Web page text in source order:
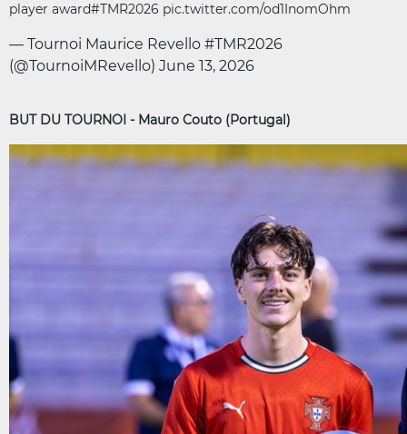
player award#TMR2026 pic.twitter.com/od1InomOhm
— Tournoi Maurice Revello #TMR2026
(@TournoiMRevello) June 13, 2026
BUT DU TOURNOI - Mauro Couto (Portugal)